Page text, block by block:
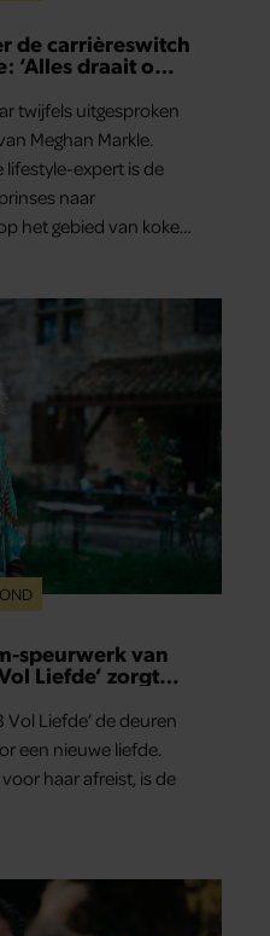
de carrièreswitch
‘Alles draait om
twijfels uitgesproken
Meghan Markle.
lifestyle-expert is de
naar
het gebied van koken
speurwerk van
Liefde’ zorgt
Vol Liefde’ de deuren
een nieuwe liefde.
haar afreist, is de